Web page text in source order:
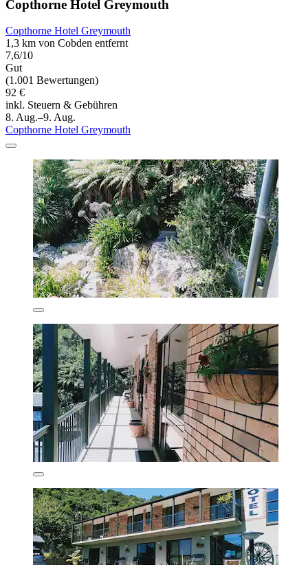
Copthorne Hotel Greymouth
Copthorne Hotel Greymouth
1,3 km von Cobden entfernt
7,6/10
Gut
(1.001 Bewertungen)
92 €
inkl. Steuern & Gebühren
8. Aug.–9. Aug.
Copthorne Hotel Greymouth